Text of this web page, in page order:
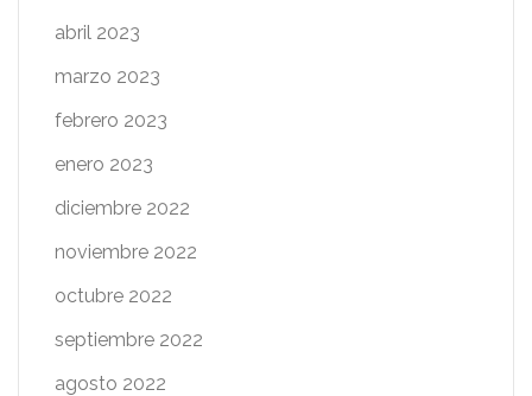
abril 2023
marzo 2023
febrero 2023
enero 2023
diciembre 2022
noviembre 2022
octubre 2022
septiembre 2022
agosto 2022